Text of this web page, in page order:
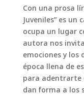
Con una prosa
Juveniles” es
ocupa un lugar
autora nos
emociones y
época llena de
para adentrarte
dan forma a los